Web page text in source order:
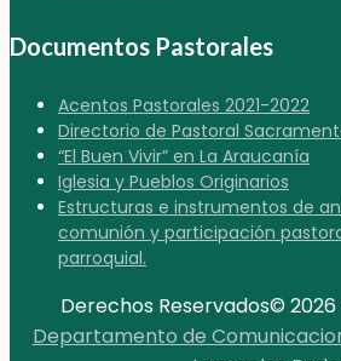
Documentos Pastorales
Acentos Pastorales 2021-2022
Directorio de Pastoral
“El Buen Vivir” en La Araucanía
Iglesia y Pueblos Originarios
Estructuras e instrumentos de
comunión y participación
parroquial.
Derechos Reservados© 2026
Departamento de